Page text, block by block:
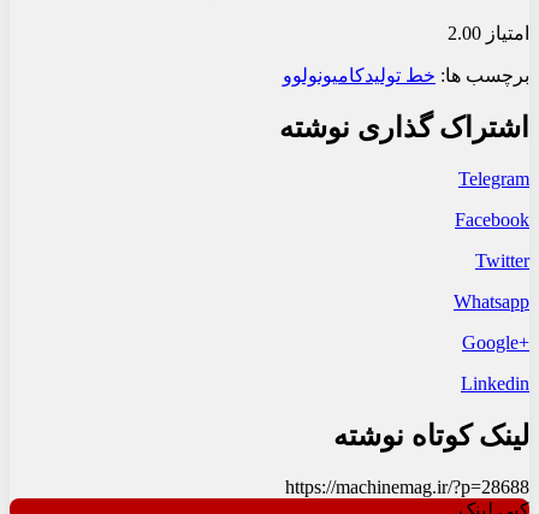
امتیاز 2.00
برچسب ها: خط تولیدکامیونولوو
اشتراک گذاری نوشته
Telegram
Facebook
Twitter
Whatsapp
+Google
Linkedin
لینک کوتاه نوشته
https://machinemag.ir/?p=28688
کپی لینک